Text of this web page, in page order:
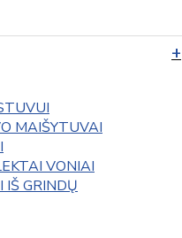
MAIŠYTUVAI
VONIAI
GRINDŲ